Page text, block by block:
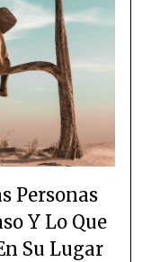
Personas
Y Lo Que
Su Lugar